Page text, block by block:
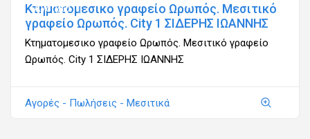
Ανοιχτά
Κτηματομεσικο γραφείο Ωρωπός. Μεσιτικό
γραφείο Ωρωπός. City 1 ΣΙΔΕΡΗΣ ΙΩΑΝΝΗΣ
Κτηματομεσικο γραφείο Ωρωπός. Μεσιτικό γραφείο
Ωρωπός. City 1 ΣΙΔΕΡΗΣ ΙΩΑΝΝΗΣ
Αγορές - Πωλήσεις - Μεσιτικά